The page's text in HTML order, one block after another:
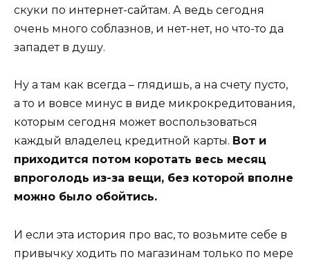
скуки по интернет-сайтам. А ведь сегодня
очень много соблазнов, и нет-нет, но что-то да
западет в душу.
Ну а там как всегда – глядишь, а на счету пусто,
а то и вовсе минус в виде микрокредитования,
которым сегодня может воспользоваться
каждый владелец кредитной карты. Вот и
приходится потом коротать весь месяц
впроголодь из-за вещи, без которой вполне
можно было обойтись.
И если эта история про вас, то возьмите себе в
привычку ходить по магазинам только по мере